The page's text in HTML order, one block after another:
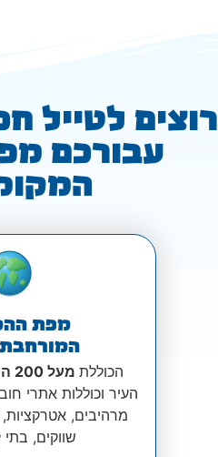
רוצים לטייל
עבורכם
מפת
הכוללתמעל 200 המלצות
העיר וכוללות אתרי
מרהיבים,
שווקים,